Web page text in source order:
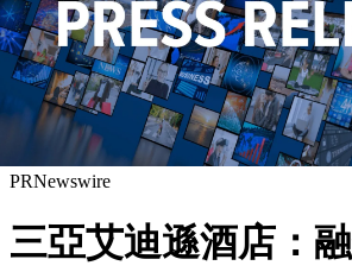
PRNewswire
三亞艾迪遜酒店：融